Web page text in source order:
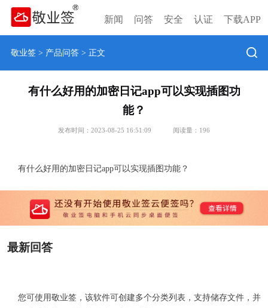
新闻 问答 安全 认证 下载APP
敬业签> 产品问答> 正文
有什么好用的加密日记app可以实现插图功
能？
发布时间：2023-08-25 16:51:09 阅读量： 196
有什么好用的加密日记app可以实现插图功能？
最新回答
您可使用敬业签，该软件可创建多个分类列表，支持储存文件，并